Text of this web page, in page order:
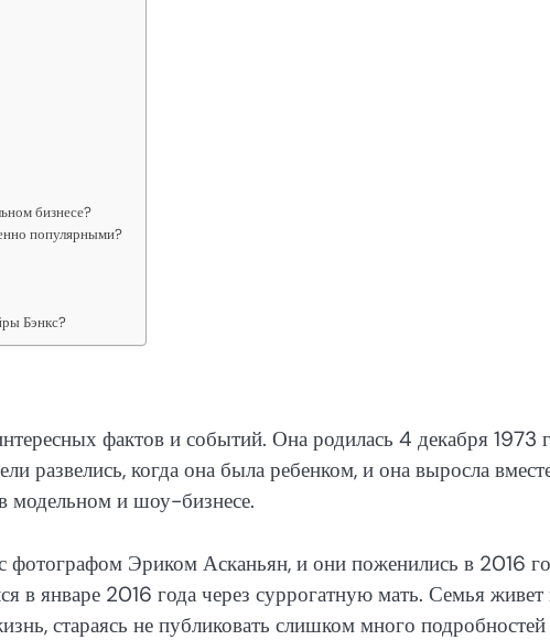
бизнесе?
популярными?
Бэнкс?
фактов и событий. Она родилась 4 декабря 1973
развелись, когда она была ребенком, и она выросла
модельном и шоу-бизнесе.
фотографом Эриком Асканьян, и они поженились в 2016
в январе 2016 года через суррогатную мать. Семья живет
стараясь не публиковать слишком много